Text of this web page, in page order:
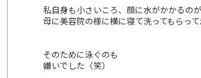
私自身も小さいころ、顔に水がかかるのが
母に美容院の様に横に寝て洗ってもらっ
そのために泳ぐのも
嫌いでした（笑）